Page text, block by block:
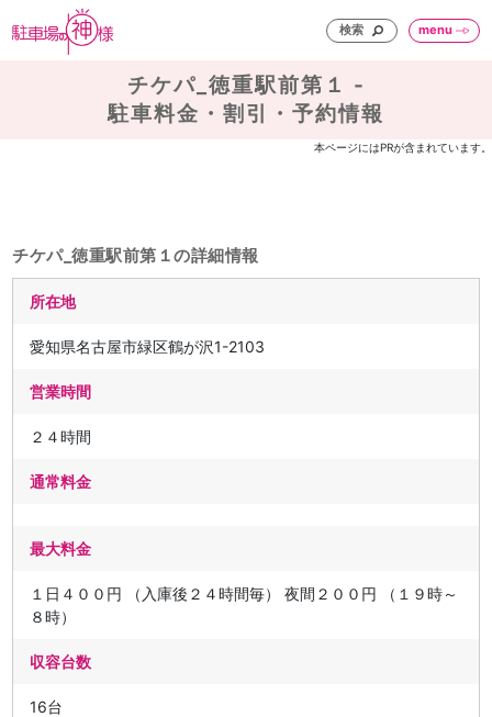
検索 menu
チケパ_徳重駅前第１ -
駐車料金・割引・予約情報
本ページにはPRが含まれています。
チケパ_徳重駅前第１の詳細情報
所在地
愛知県名古屋市緑区鶴が沢1-2103
営業時間
２４時間
通常料金
最大料金
１日４００円 （入庫後２４時間毎） 夜間２００円 （１９時～
８時）
収容台数
16台